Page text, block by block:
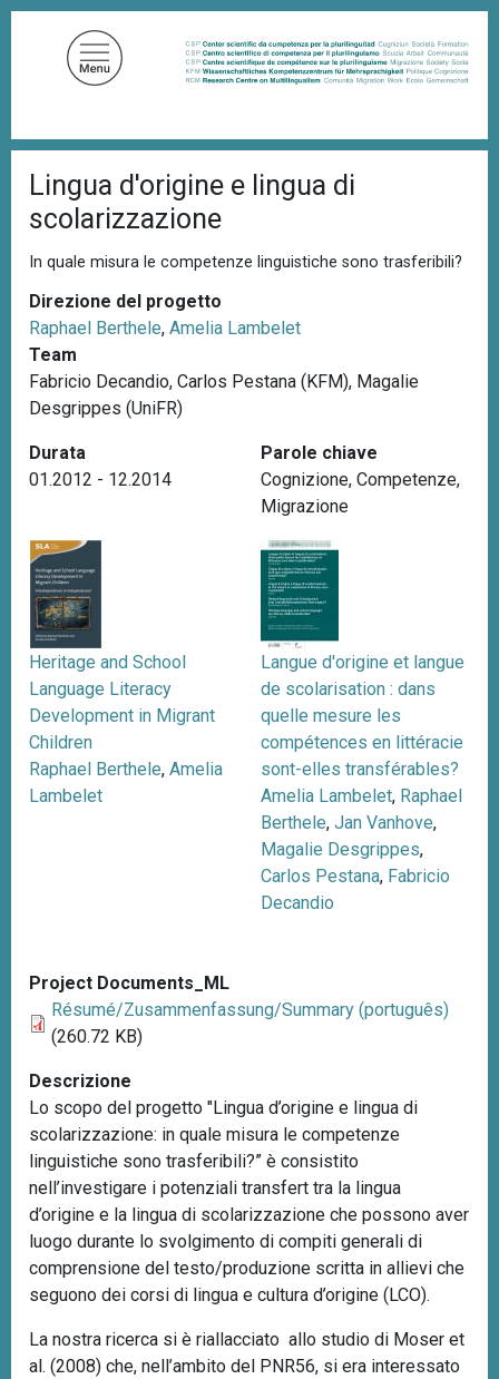
r
i
c
o
e
d
i
p
a
n
e
Lingua d'origine e lingua di
scolarizzazione
In quale misura le competenze linguistiche sono trasferibili?
Direzione del progetto
Raphael Berthele, Amelia Lambelet
Team
Fabricio Decandio, Carlos Pestana (KFM), Magalie
Desgrippes (UniFR)
Durata
01.2012 - 12.2014
Parole chiave
Cognizione, Competenze,
Migrazione
Heritage and School
Language Literacy
Development in Migrant
Children
Raphael Berthele, Amelia
Lambelet
Langue d'origine et langue
de scolarisation : dans
quelle mesure les
compétences en littéracie
sont-elles transférables?
Amelia Lambelet, Raphael
Berthele, Jan Vanhove,
Magalie Desgrippes,
Carlos Pestana, Fabricio
Decandio
Project Documents_ML
Résumé/Zusammenfassung/Summary (português)
(260.72 KB)
Descrizione
Lo scopo del progetto "Lingua d’origine e lingua di
scolarizzazione: in quale misura le competenze
linguistiche sono trasferibili?” è consistito
nell’investigare i potenziali transfert tra la lingua
d’origine e la lingua di scolarizzazione che possono aver
luogo durante lo svolgimento di compiti generali di
comprensione del testo/produzione scritta in allievi che
seguono dei corsi di lingua e cultura d’origine (LCO).
La nostra ricerca si è riallacciato allo studio di Moser et
al. (2008) che, nell’ambito del PNR56, si era interessato